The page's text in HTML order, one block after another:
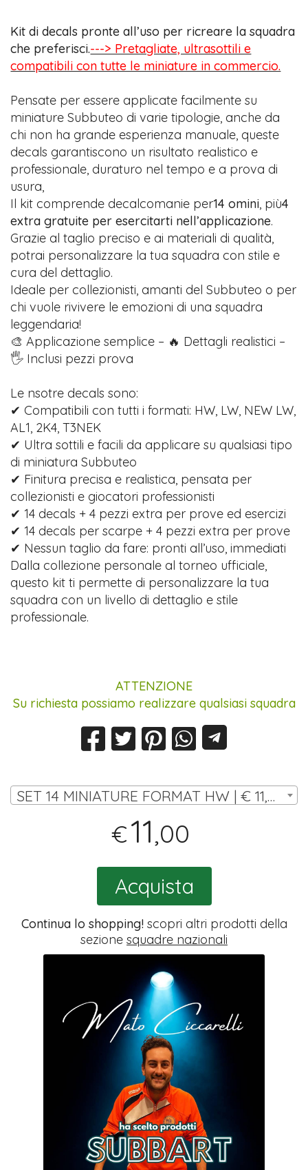
Kit di decals pronte all’uso per ricreare la squadra
che preferisci.---> Pretagliate, ultrasottili e
compatibili con tutte le miniature in commercio.
Pensate per essere applicate facilmente su
miniature Subbuteo di varie tipologie, anche da
chi non ha grande esperienza manuale, queste
decals garantiscono un risultato realistico e
professionale, duraturo nel tempo e a prova di
usura,
Il kit comprende decalcomanie per14 omini, più4
extra gratuite per esercitarti nell’applicazione.
Grazie al taglio preciso e ai materiali di qualità,
potrai personalizzare la tua squadra con stile e
cura del dettaglio.
Ideale per collezionisti, amanti del Subbuteo o per
chi vuole rivivere le emozioni di una squadra
leggendaria!
🎨 Applicazione semplice – 🔥 Dettagli realistici –
🖐️ Inclusi pezzi prova
Le nsotre decals sono:
✔ Compatibili con tutti i formati: HW, LW, NEW LW,
AL1, 2K4, T3NEK
✔ Ultra sottili e facili da applicare su qualsiasi tipo
di miniatura Subbuteo
✔ Finitura precisa e realistica, pensata per
collezionisti e giocatori professionisti
✔ 14 decals + 4 pezzi extra per prove ed esercizi
✔ 14 decals per scarpe + 4 pezzi extra per prove
✔ Nessun taglio da fare: pronti all’uso, immediati
Dalla collezione personale al torneo ufficiale,
questo kit ti permette di personalizzare la tua
squadra con un livello di dettaglio e stile
professionale.
ATTENZIONE
Su richiesta possiamo realizzare qualsiasi squadra
SET 14 MINIATURE FORMAT HW | € 11,00
€11,00
Acquista
Continua lo shopping!scopri altri prodotti della
sezione squadre nazionali